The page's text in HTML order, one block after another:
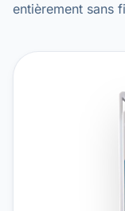
entièrement sans